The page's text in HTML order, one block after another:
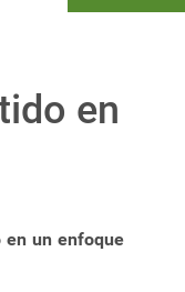
en
en un enfoque